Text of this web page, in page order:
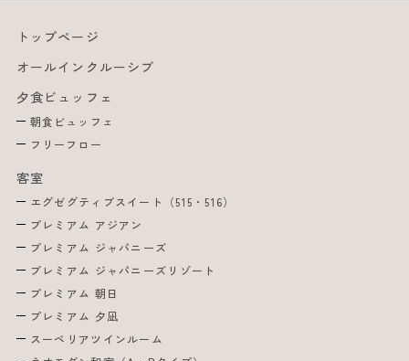
トップページ
オールインクルーシブ
夕食ビュッフェ
朝食ビュッフェ
フリーフロー
客室
エグゼグティブスイート（515・516）
プレミアム アジアン
プレミアム ジャパニーズ
プレミアム ジャパニーズリゾート
プレミアム 朝日
プレミアム 夕凪
スーペリアツインルーム